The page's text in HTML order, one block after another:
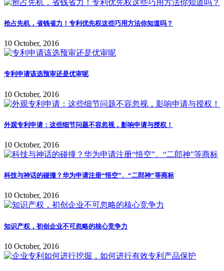
抢占先机，省钱省力！专利优先权这些巧用方法你知道吗？
10 October, 2016
专利申请该选预审还是优审呢
10 October, 2016
外观专利申请：这些细节问题不容忽视，影响申请与授权！
10 October, 2016
科技与神话的碰撞？华为申请注册“悟空”、“二郎神”等商标
10 October, 2016
知识产权，初创企业不可忽略的核心竞争力
10 October, 2016